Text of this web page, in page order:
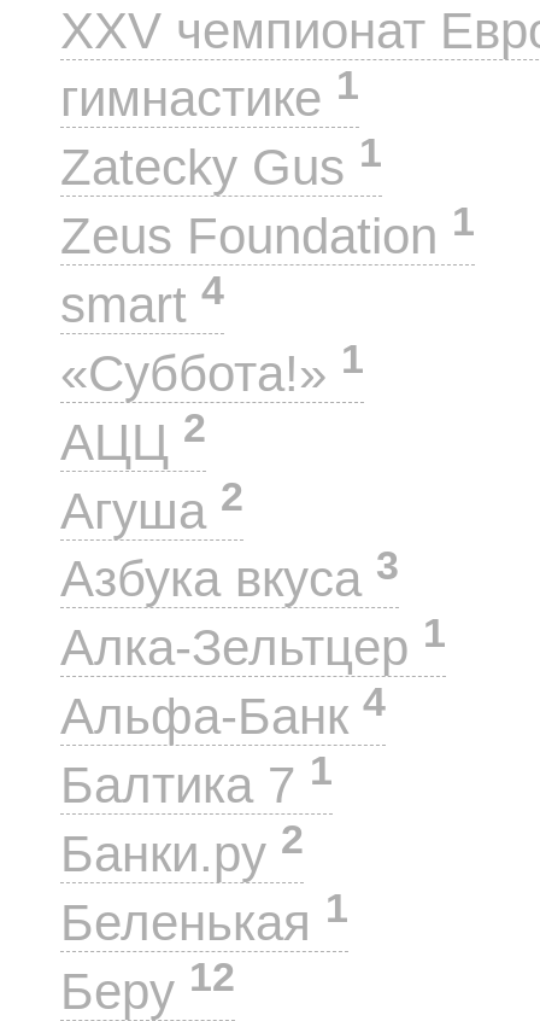
XXV чемпионат
гимнастике 1
Zatecky Gus 1
Zeus Foundation 1
smart 4
«Суббота!» 1
АЦЦ 2
Агуша 2
Азбука вкуса 3
Алка-Зельтцер 1
Альфа-Банк 4
Балтика 7 1
Банки.ру 2
Беленькая 1
Беру 12